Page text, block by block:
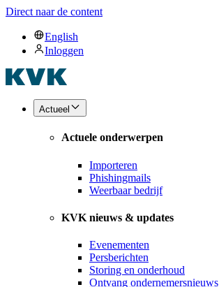
Direct naar de content
English
Inloggen
Actueel
Actuele onderwerpen
Importeren
Phishingmails
Weerbaar bedrijf
KVK nieuws & updates
Evenementen
Persberichten
Storing en onderhoud
Ontvang ondernemersnieuws